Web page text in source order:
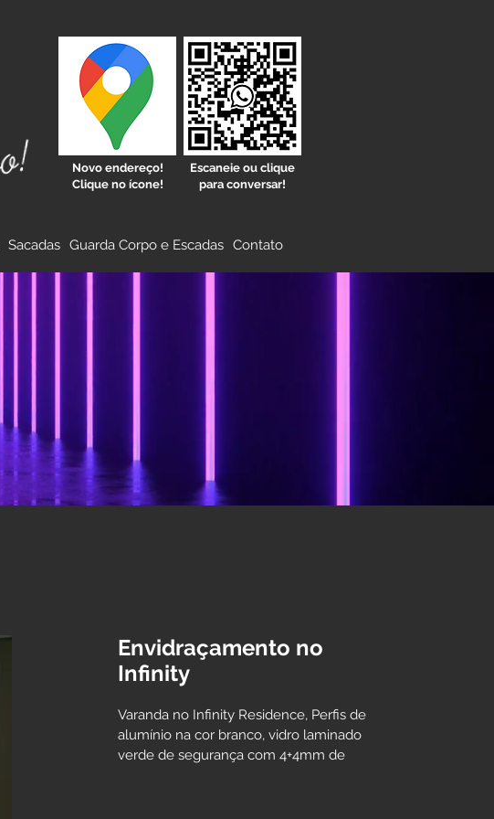
Escaneie ou clique
para conversar!
Novo endereço!
Clique no ícone!
Sacadas Guarda Corpo e Escadas Contato
Envidraçamento no
Infinity
Varanda no Infinity Residence, Perfis de
alumínio na cor branco, vidro laminado
verde de segurança com 4+4mm de